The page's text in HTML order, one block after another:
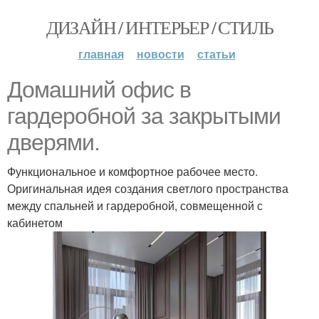
ДИЗАЙН / ИНТЕРЬЕР / СТИЛЬ
главная новости статьи
Домашний офис в
гардеробной за закрытыми
дверями.
Функциональное и комфортное рабочее место.
Оригинальная идея создания светлого пространства
между спальней и гардеробной, совмещенной с
кабинетом